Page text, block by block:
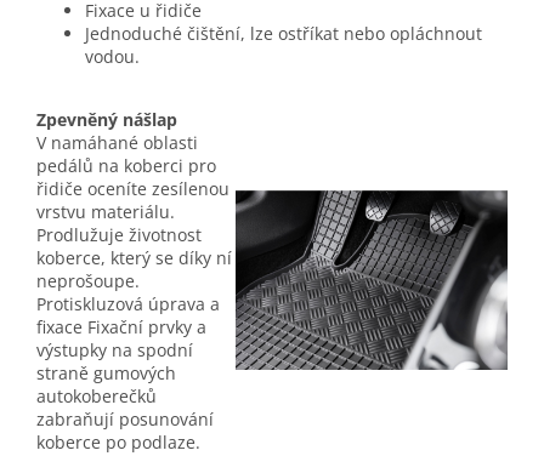
Fixace u řidiče
Jednoduché čištění, lze ostříkat nebo opláchnout
vodou.
Zpevněný nášlap
V namáhané oblasti
pedálů na koberci pro
řidiče oceníte zesílenou
vrstvu materiálu.
Prodlužuje životnost
koberce, který se díky ní
neprošoupe.
Protiskluzová úprava a
fixace Fixační prvky a
výstupky na spodní
straně gumových
autokoberečků
zabraňují posunování
koberce po podlaze.